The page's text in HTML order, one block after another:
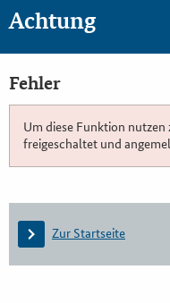
Achtung
Fehler
Um diese Funktion nutzen
freigeschaltet und
Zur Startseite